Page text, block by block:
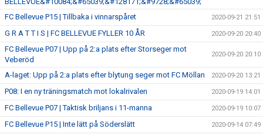
FC Bellevue P15 | Tillbaka i vinnarspåret 2020-09-21 21:51
G R A T T I S | FC BELLEVUE FYLLER 10 ÅR 2020-09-20 20:40
FC Bellevue P07 | Upp på 2:a plats efter Storseger mot
Veberöd
2020-09-20 20:10
A-laget: Upp på 2:a plats efter blytung seger mot FC Möllan 2020-09-20 13:21
P08: I en ny träningsmatch mot lokalrivalen 2020-09-19 14:01
FC Bellevue P07 | Taktisk briljans i 11-manna 2020-09-19 10:07
FC Bellevue P15 | Inte lätt på Söderslätt 2020-09-14 07:49